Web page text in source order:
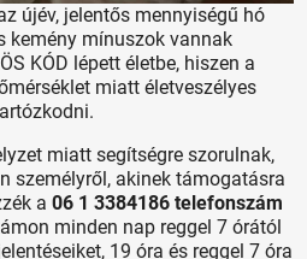
újév, jelentős mennyiségű hó
kemény mínuszok vannak
KÓD lépett életbe, hiszen a
miatt életveszélyes
miatt segítségre szorulnak,
személyről, akinek támogatásra
a06 1 3384186 telefonszám
minden nap reggel 7 órától
19 óra és reggel 7 óra